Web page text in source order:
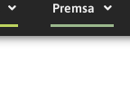
Premsa